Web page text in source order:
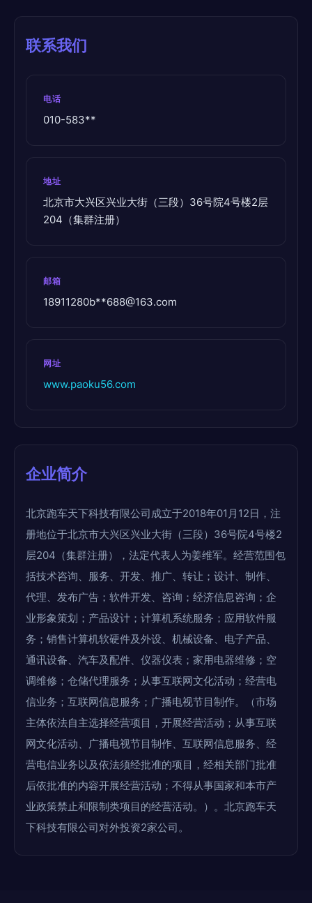
联系我们
电话
010-583**
地址
北京市大兴区兴业大街（三段）36号院4号楼2层
204（集群注册）
邮箱
18911280b**688@163.com
网址
www.paoku56.com
企业简介
北京跑车天下科技有限公司成立于2018年01月12日，注
册地位于北京市大兴区兴业大街（三段）36号院4号楼2
层204（集群注册），法定代表人为姜维军。经营范围包
括技术咨询、服务、开发、推广、转让；设计、制作、
代理、发布广告；软件开发、咨询；经济信息咨询；企
业形象策划；产品设计；计算机系统服务；应用软件服
务；销售计算机软硬件及外设、机械设备、电子产品、
通讯设备、汽车及配件、仪器仪表；家用电器维修；空
调维修；仓储代理服务；从事互联网文化活动；经营电
信业务；互联网信息服务；广播电视节目制作。（市场
主体依法自主选择经营项目，开展经营活动；从事互联
网文化活动、广播电视节目制作、互联网信息服务、经
营电信业务以及依法须经批准的项目，经相关部门批准
后依批准的内容开展经营活动；不得从事国家和本市产
业政策禁止和限制类项目的经营活动。）。北京跑车天
下科技有限公司对外投资2家公司。